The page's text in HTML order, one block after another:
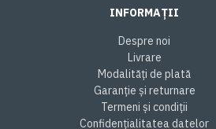
INFORMAȚII
Despre noi
Livrare
Modalități de plată
Garanție și returnare
Termeni și condiții
Confidențialitatea datelor